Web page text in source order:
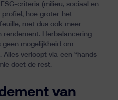
criteria (milieu, sociaal en
profiel, hoe groter het
met dus ook meer
rendement. Herbalancering
mogelijkheid om
verloopt via een “hands-
doet de rest.
van